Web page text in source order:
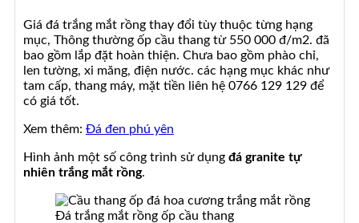
Giá đá trắng mắt rồng thay đổi tùy thuộc từng hạng
mục, Thông thường ốp cầu thang từ 550 000 đ/m2. đã
bao gồm lắp đặt hoàn thiện. Chưa bao gồm phào chỉ,
len tường, xi măng, điện nước. các hạng mục khác như
tam cấp, thang máy, mặt tiền liên hệ 0766 129 129 để
có giá tốt.
Xem thêm: Đá đen phú yên
Hình ảnh một số công trình sử dụng đá granite tự
nhiên trắng mắt rồng.
Đá trắng mắt rồng ốp cầu thang